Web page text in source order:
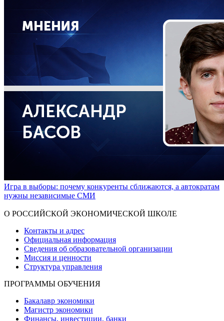
Игра в выборы: почему конкуренты сближаются, а автократам
нужны независимые СМИ
О РОССИЙСКОЙ ЭКОНОМИЧЕСКОЙ ШКОЛЕ
Контакты и адрес
Официальная информация
Сведения об образовательной организации
Миссия и ценности
Структура управления
ПРОГРАММЫ ОБУЧЕНИЯ
Бакалавр экономики
Магистр экономики
Финансы, инвестиции, банки